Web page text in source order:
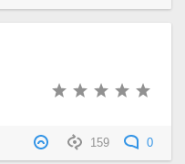
159 0